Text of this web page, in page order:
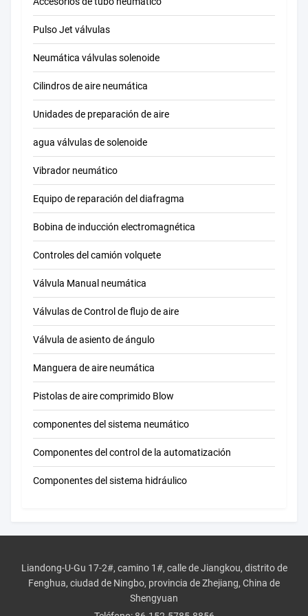
Pulso Jet válvulas
Neumática válvulas solenoide
Cilindros de aire neumática
Unidades de preparación de aire
agua válvulas de solenoide
Vibrador neumático
Equipo de reparación del diafragma
Bobina de inducción electromagnética
Controles del camión volquete
Válvula Manual neumática
Válvulas de Control de flujo de aire
Válvula de asiento de ángulo
Manguera de aire neumática
Pistolas de aire comprimido Blow
componentes del sistema neumático
Componentes del control de la automatización
Componentes del sistema hidráulico
Liandong-U-Gu 17-2#, camino 1#, calle de Jiangkou, distrito de
Fenghua, ciudad de Ningbo, provincia de Zhejiang, China de
Shengyuan